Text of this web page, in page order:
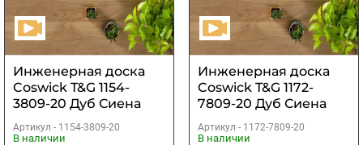
Инженерная доска
Coswick T&G 1154-
3809-20 Дуб Сиена
Артикул - 1154-3809-20
В наличии
Инженерная доска
Coswick T&G 1172-
7809-20 Дуб Сиена
Артикул - 1172-7809-20
В наличии